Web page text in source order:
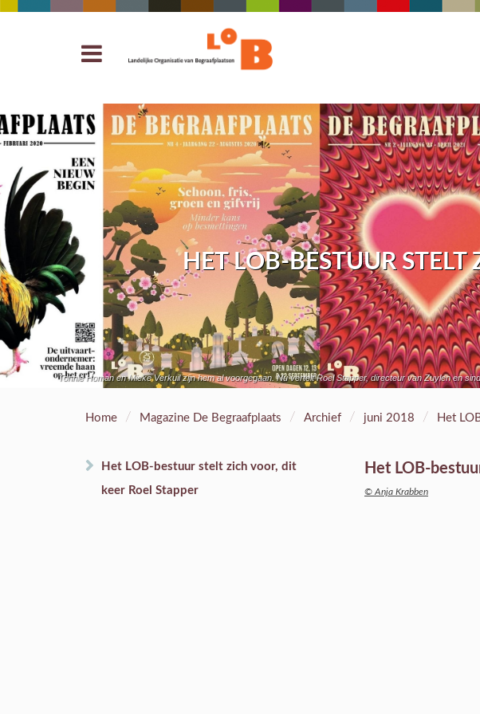
HET LOB-BESTUUR
Tonnie Homan en Mieke Verkuil zijn hem al voorgegaan. Nu vertelt Roel Stapper, directeur van Zuylen en
Home / Magazine De Begraafplaats / Archief / juni 2018 / Het
Het LOB-bestuur stelt zich voor, dit
keer Roel Stapper
Het LOB-
© Anja Krabben